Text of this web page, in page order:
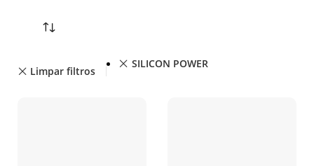
Limpar filtros
SILICON POWER